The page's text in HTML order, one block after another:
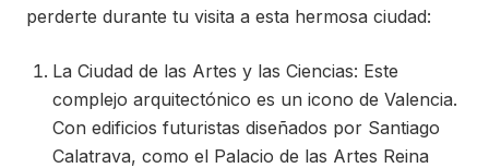
perderte durante tu visita a esta hermosa ciudad:
La Ciudad de las Artes y las Ciencias: Este
complejo arquitectónico es un icono de Valencia.
Con edificios futuristas diseñados por Santiago
Calatrava, como el Palacio de las Artes Reina